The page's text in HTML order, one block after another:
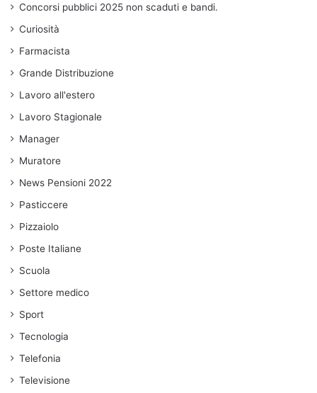
Concorsi pubblici 2025 non scaduti e bandi.
Curiosità
Farmacista
Grande Distribuzione
Lavoro all'estero
Lavoro Stagionale
Manager
Muratore
News Pensioni 2022
Pasticcere
Pizzaiolo
Poste Italiane
Scuola
Settore medico
Sport
Tecnologia
Telefonia
Televisione